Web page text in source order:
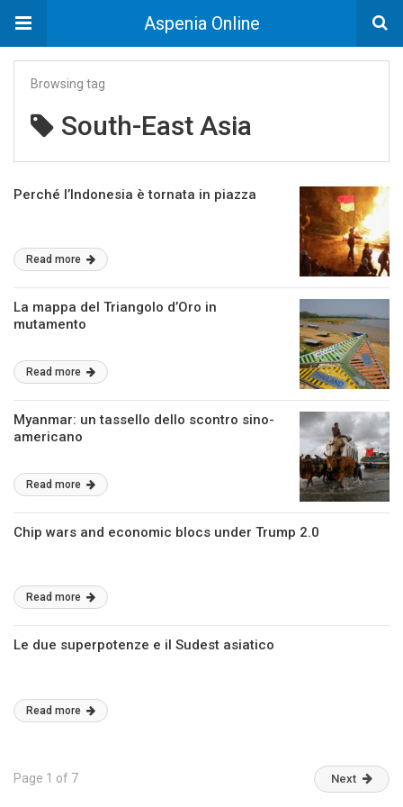
Aspenia Online
Browsing tag
South-East Asia
Perché l’Indonesia è tornata in piazza
Read more
La mappa del Triangolo d’Oro in
mutamento
Read more
Myanmar: un tassello dello scontro sino-
americano
Read more
Chip wars and economic blocs under Trump 2.0
Read more
Le due superpotenze e il Sudest asiatico
Read more
Page 1 of 7 Next